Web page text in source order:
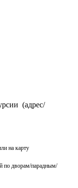
(адрес/
на карту
по дворам/парадным/